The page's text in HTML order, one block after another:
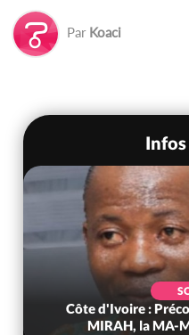
Par Koaci
Côte d'Ivoire :
MIRAH, la MA-